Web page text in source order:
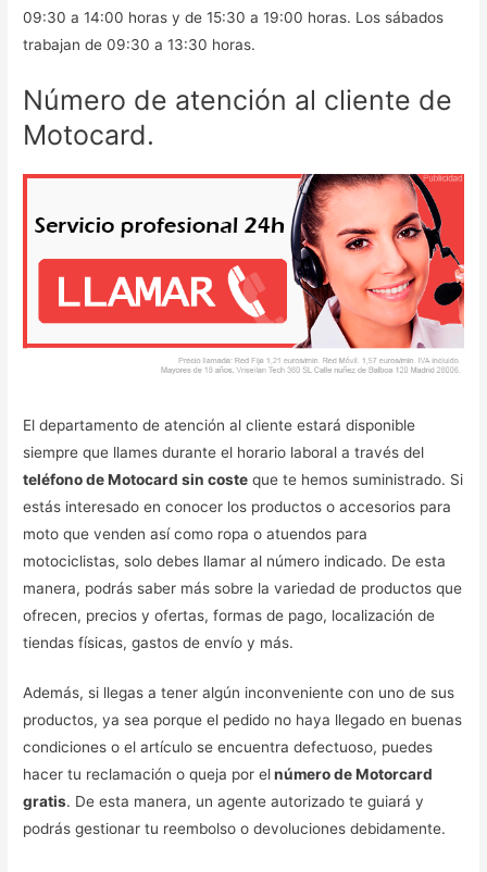
09:30 a 14:00 horas y de 15:30 a 19:00 horas. Los sábados
trabajan de 09:30 a 13:30 horas.
Número de atención al cliente de
Motocard.
El departamento de atención al cliente estará disponible
siempre que llames durante el horario laboral a través del
teléfono de Motocard sin coste que te hemos suministrado. Si
estás interesado en conocer los productos o accesorios para
moto que venden así como ropa o atuendos para
motociclistas, solo debes llamar al número indicado. De esta
manera, podrás saber más sobre la variedad de productos que
ofrecen, precios y ofertas, formas de pago, localización de
tiendas físicas, gastos de envío y más.
Además, si llegas a tener algún inconveniente con uno de sus
productos, ya sea porque el pedido no haya llegado en buenas
condiciones o el artículo se encuentra defectuoso, puedes
hacer tu reclamación o queja por elnúmero de Motorcard
gratis. De esta manera, un agente autorizado te guiará y
podrás gestionar tu reembolso o devoluciones debidamente.